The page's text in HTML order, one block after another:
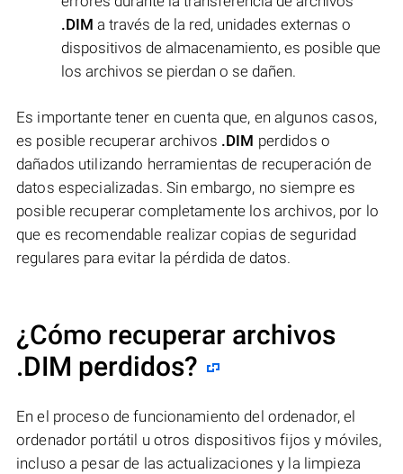
.DIM a través de la red, unidades externas o
dispositivos de almacenamiento, es posible que
los archivos se pierdan o se dañen.
Es importante tener en cuenta que, en algunos casos,
es posible recuperar archivos .DIM perdidos o
dañados utilizando herramientas de recuperación de
datos especializadas. Sin embargo, no siempre es
posible recuperar completamente los archivos, por lo
que es recomendable realizar copias de seguridad
regulares para evitar la pérdida de datos.
¿Cómo recuperar archivos
.DIM perdidos?
En el proceso de funcionamiento del ordenador, el
ordenador portátil u otros dispositivos fijos y móviles,
incluso a pesar de las actualizaciones y la limpieza